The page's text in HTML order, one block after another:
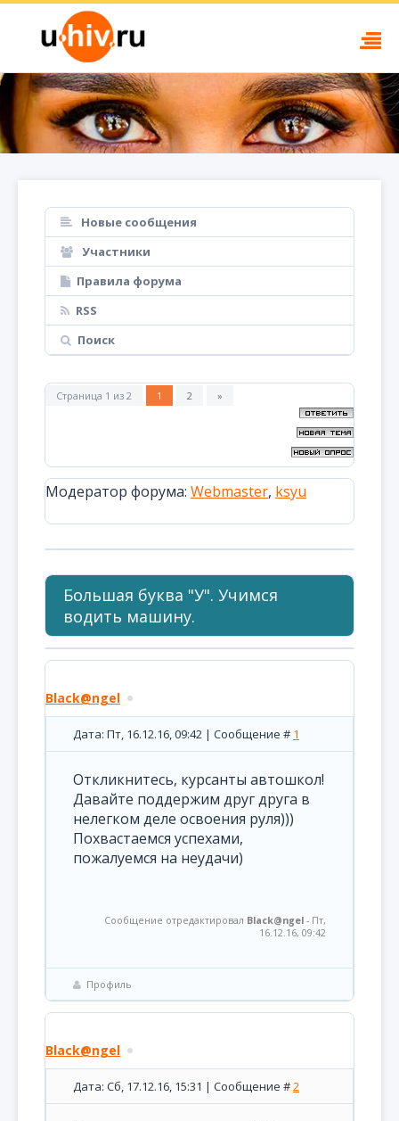
Новые сообщения
Участники
Правила форума
RSS
Поиск
Страница 1 из 2 1 2 »
Модератор форума: Webmaster, ksyu
Большая буква "У". Учимся
водить машину.
Black@ngel
Дата: Пт, 16.12.16, 09:42 | Сообщение # 1
Откликнитесь, курсанты автошкол!
Давайте поддержим друг друга в
нелегком деле освоения руля)))
Похвастаемся успехами,
пожалуемся на неудачи)
Сообщение отредактировал Black@ngel - Пт,
16.12.16, 09:42
Профиль
Black@ngel
Дата: Сб, 17.12.16, 15:31 | Сообщение #2